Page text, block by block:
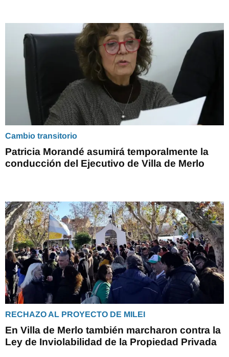
Cambio transitorio
Patricia Morandé asumirá temporalmente la
conducción del Ejecutivo de Villa de Merlo
RECHAZO AL PROYECTO DE MILEI
En Villa de Merlo también marcharon contra la
Ley de Inviolabilidad de la Propiedad Privada